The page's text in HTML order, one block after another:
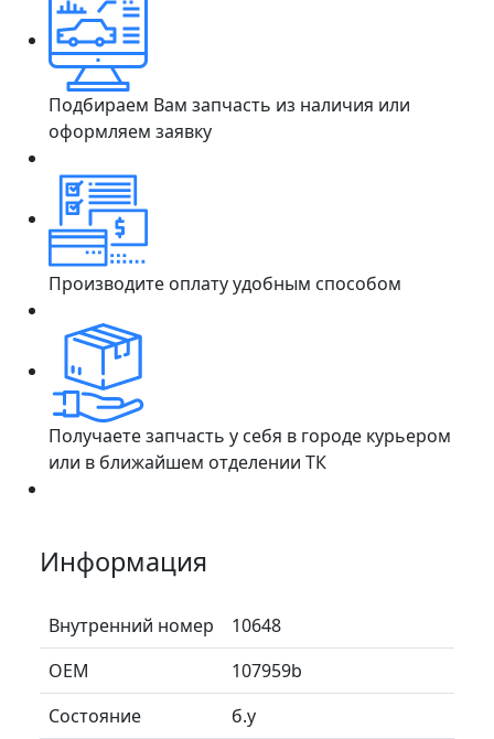
Подбираем Вам запчасть из наличия или
оформляем заявку
Производите оплату удобным способом
Получаете запчасть у себя в городе курьером
или в ближайшем отделении ТК
Информация
Внутренний номер
10648
ОЕМ
107959b
Состояние
б.у